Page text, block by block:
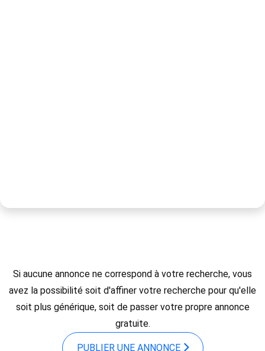
Si aucune annonce ne correspond à votre recherche, vous
avez la possibilité soit d'affiner votre recherche pour qu'elle
soit plus générique, soit de passer votre propre annonce
gratuite.
PUBLIER UNE ANNONCE